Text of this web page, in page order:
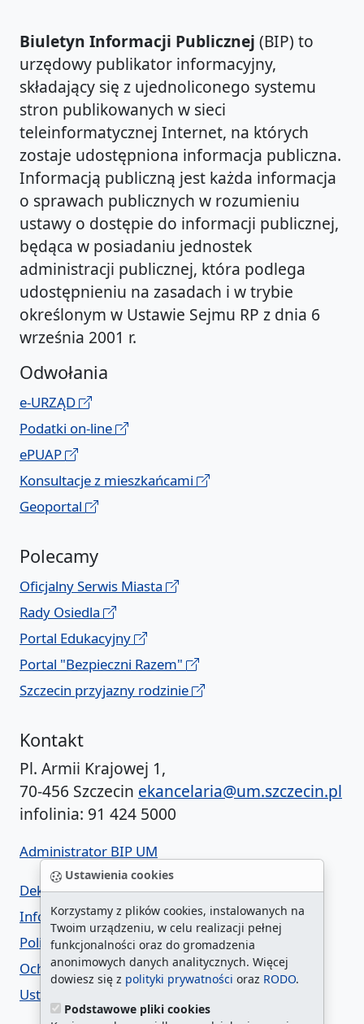
Ustawienia cookies
Korzystamy z plików cookies, instalowanych na
Twoim urządzeniu, w celu realizacji pełnej
funkcjonalności oraz do gromadzenia
anonimowych danych analitycznych. Więcej
dowiesz się z polityki prywatności oraz RODO.
Podstawowe pliki cookies
Biuletyn Informacji Publicznej (BIP) to
urzędowy publikator informacyjny,
składający się z ujednoliconego systemu
stron publikowanych w sieci
teleinformatycznej Internet, na których
zostaje udostępniona informacja publiczna.
Informacją publiczną jest każda informacja
o sprawach publicznych w rozumieniu
ustawy o dostępie do informacji publicznej,
będąca w posiadaniu jednostek
administracji publicznej, która podlega
udostępnieniu na zasadach i w trybie
określonym w Ustawie Sejmu RP z dnia 6
września 2001 r.
Odwołania
e-URZĄD
Podatki on-line
ePUAP
Konsultacje z mieszkańcami
Geoportal
Polecamy
Oficjalny Serwis Miasta
Rady Osiedla
Portal Edukacyjny
Portal "Bezpieczni Razem"
Szczecin przyjazny rodzinie
Kontakt
Pl. Armii Krajowej 1,
70-456 Szczecin ekancelaria@um.szczecin.pl
infolinia: 91 424 5000
Administrator BIP UM
Deklaracja dostępności
Informacja o urzędzie w ETR
Polityka prywatności
Ochrona danych osobowych
Ustawienia cookies